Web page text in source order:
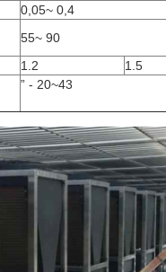
0,05~ 0,4
55~ 90
1.2
1.5
” - 20~43